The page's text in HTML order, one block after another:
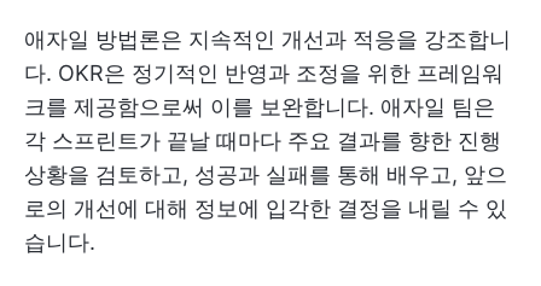
애자일 방법론은 지속적인 개선과 적응을 강조합니
다. OKR은 정기적인 반영과 조정을 위한 프레임워
크를 제공함으로써 이를 보완합니다. 애자일 팀은
각 스프린트가 끝날 때마다 주요 결과를 향한 진행
상황을 검토하고, 성공과 실패를 통해 배우고, 앞으
로의 개선에 대해 정보에 입각한 결정을 내릴 수 있
습니다.